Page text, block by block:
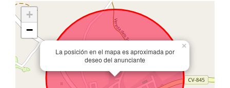
La posición en el mapa es aproximada por
deseo del anunciante
×
+
−